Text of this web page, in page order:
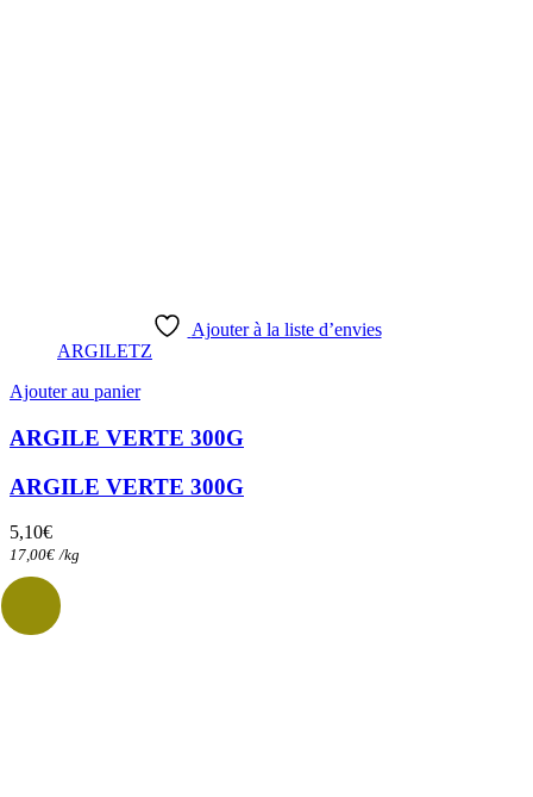
Ajouter à la liste d’envies
ARGILETZ
Ajouter au panier
ARGILE VERTE 300G
ARGILE VERTE 300G
5,10€
17,00€ /kg